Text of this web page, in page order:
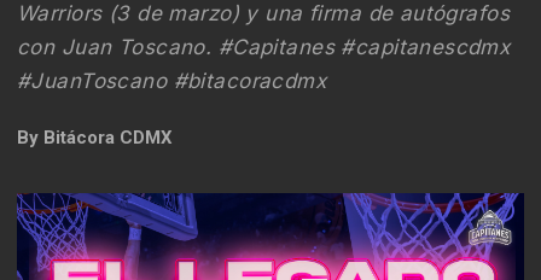
Warriors (3 de marzo) y una firma de autógrafos
con Juan Toscano. #Capitanes #capitanescdmx
#JuanToscano #bitacoracdmx
By Bitácora CDMX